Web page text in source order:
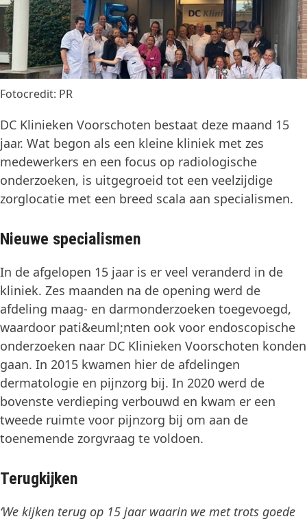
Fotocredit: PR
DC Klinieken Voorschoten bestaat deze maand 15
jaar. Wat begon als een kleine kliniek met zes
medewerkers en een focus op radiologische
onderzoeken, is uitgegroeid tot een veelzijdige
zorglocatie met een breed scala aan specialismen.
Nieuwe specialismen
In de afgelopen 15 jaar is er veel veranderd in de
kliniek. Zes maanden na de opening werd de
afdeling maag- en darmonderzoeken toegevoegd,
waardoor pati&euml;nten ook voor endoscopische
onderzoeken naar DC Klinieken Voorschoten konden
gaan. In 2015 kwamen hier de afdelingen
dermatologie en pijnzorg bij. In 2020 werd de
bovenste verdieping verbouwd en kwam er een
tweede ruimte voor pijnzorg bij om aan de
toenemende zorgvraag te voldoen.
Terugkijken
‘We kijken terug op 15 jaar waarin we met trots goede